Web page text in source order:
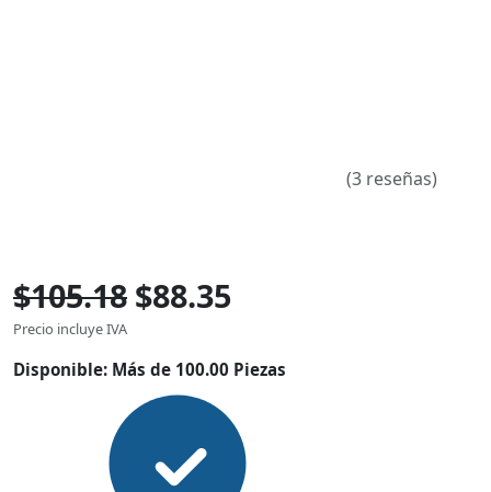
(3 reseñas)
$105.18 $88.35
Precio incluye IVA
Disponible: Más de 100.00 Piezas